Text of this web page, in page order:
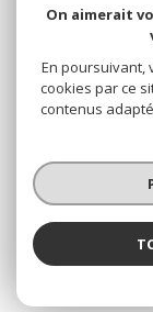
On aimerait
En poursuivant,
cookies par ce
contenus